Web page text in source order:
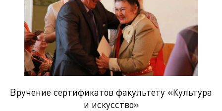
Вручение сертификатов факультету «Культура
и искусство»